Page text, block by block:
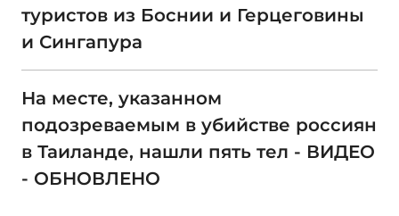
туристов из Боснии и Герцеговины
и Сингапура
На месте, указанном
подозреваемым в убийстве россиян
в Таиланде, нашли пять тел - ВИДЕО
- ОБНОВЛЕНО